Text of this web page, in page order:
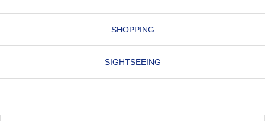
SHOPPING
SIGHTSEEING